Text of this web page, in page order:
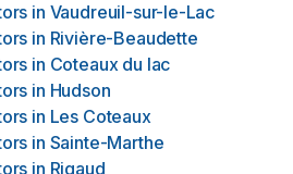
in Vaudreuil-sur-le-Lac
in Rivière-Beaudette
in Coteaux du lac
in Hudson
in Les Coteaux
in Sainte-Marthe
in Rigaud